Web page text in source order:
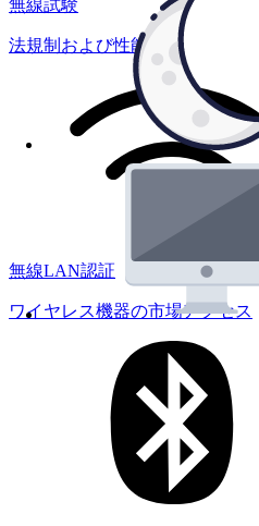
無線試験
法規制および性能試験
無線LAN認証
ワイヤレス機器の市場アクセス